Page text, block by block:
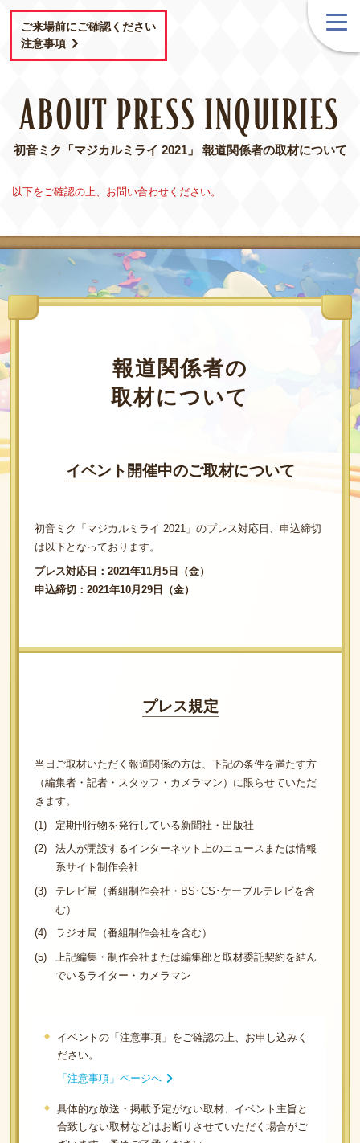
ご来場前にご確認ください
注意事項
ABOUT PRESS INQUIRIES
初音ミク「マジカルミライ 2021」 報道関係者の取材について
以下をご確認の上、お問い合わせください。
報道関係者の
取材について
イベント開催中のご取材について
初音ミク「マジカルミライ 2021」のプレス対応日、申込締切
は以下となっております。
プレス対応日：2021年11月5日（金）
申込締切：2021年10月29日（金）
プレス規定
当日ご取材いただく報道関係の方は、下記の条件を満たす方
（編集者・記者・スタッフ・カメラマン）に限らせていただ
きます。
定期刊行物を発行している新聞社・出版社
法人が開設するインターネット上のニュースまたは情報
系サイト制作会社
テレビ局（番組制作会社・BS･CS･ケーブルテレビを含
む）
ラジオ局（番組制作会社を含む）
上記編集・制作会社または編集部と取材委託契約を結ん
でいるライター・カメラマン
イベントの「注意事項」をご確認の上、お申し込みく
ださい。
「注意事項」ページへ
具体的な放送・掲載予定がない取材、イベント主旨と
合致しない取材などはお断りさせていただく場合がご